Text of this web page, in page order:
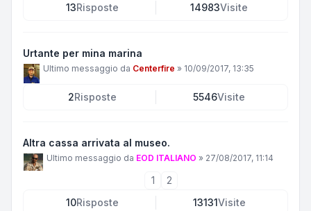
13Risposte 14983Visite
Urtante per mina marina
Ultimo messaggio da Centerfire » 10/09/2017, 13:35
2Risposte 5546Visite
Altra cassa arrivata al museo.
Ultimo messaggio da EOD ITALIANO » 27/08/2017, 11:14
1
2
10Risposte 13131Visite